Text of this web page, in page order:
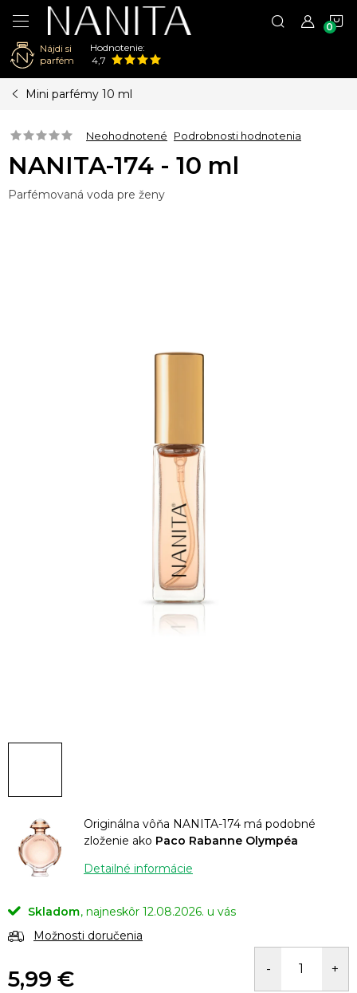
Nájdi si
parfém
Hodnotenie:
4,7
Mini parfémy 10 ml
Neohodnotené Podrobnosti hodnotenia
NANITA-174 - 10 ml
Parfémovaná voda pre ženy
Originálna vôňa NANITA-174 má podobné
zloženie ako Paco Rabanne Olympéa
Detailné informácie
Skladom
12.08.2026.
Možnosti doručenia
5,99 €